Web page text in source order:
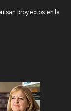
proyectos en la